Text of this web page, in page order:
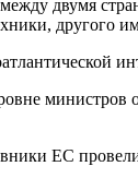
двумя
другого
ЕС